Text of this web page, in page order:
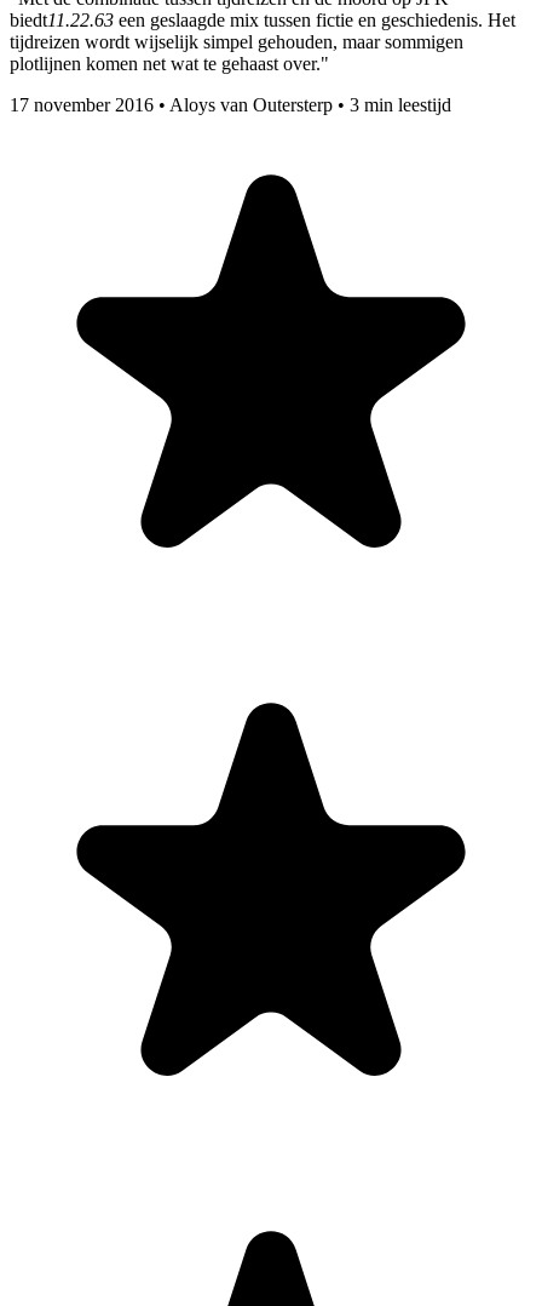
biedt11.22.63 een geslaagde mix tussen fictie en geschiedenis. Het
tijdreizen wordt wijselijk simpel gehouden, maar sommigen
plotlijnen komen net wat te gehaast over."
17 november 2016 • Aloys van Outersterp • 3 min leestijd